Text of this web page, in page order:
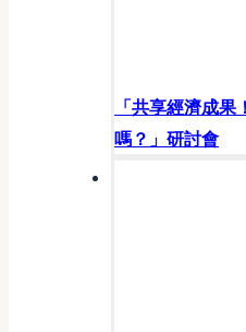
「共享經濟成
嗎？」研討會